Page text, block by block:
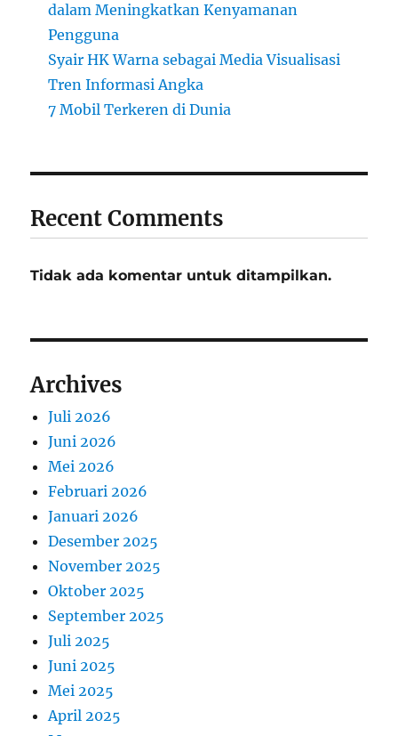
dalam Meningkatkan Kenyamanan
Pengguna
Syair HK Warna sebagai Media Visualisasi
Tren Informasi Angka
7 Mobil Terkeren di Dunia
Recent Comments
Tidak ada komentar untuk ditampilkan.
Archives
Juli 2026
Juni 2026
Mei 2026
Februari 2026
Januari 2026
Desember 2025
November 2025
Oktober 2025
September 2025
Juli 2025
Juni 2025
Mei 2025
April 2025